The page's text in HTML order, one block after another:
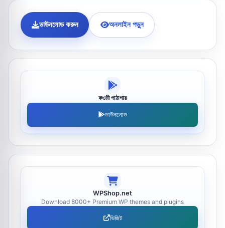
ডাউনলোড করুন অনলাইন পড়ুন
কওমী পাঠাগার
ডাউনলোড
WPShop.net
Download 8000+ Premium WP themes and plugins
ভিজিট